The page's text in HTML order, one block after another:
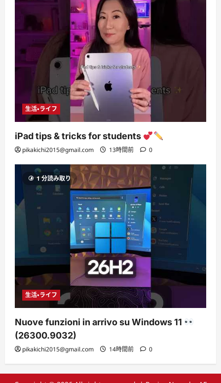
生活・ライフ
iPad tips & tricks for students
pikakichi2015@gmail.com 13時間前 0
1 分読み取り
生活・ライフ
Nuove funzioni in arrivo su Windows 11
(26300.9032)
pikakichi2015@gmail.com 14時間前 0